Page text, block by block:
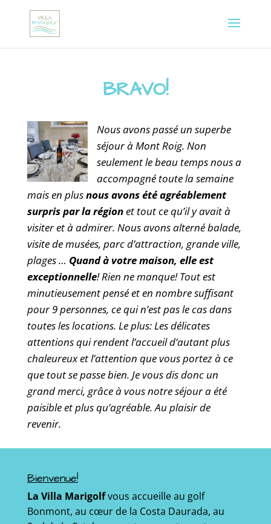
BRAVO!
Nous avons passé un superbe
séjour à Mont Roig. Non
seulement le beau temps nous a
accompagné toute la semaine
mais en plusnous avons été agréablement
surpris par la régionet tout ce qu’il y avait à
visiter et à admirer. Nous avons alterné balade,
visite de musées, parc d’attraction, grande ville,
plages … Quand à votre maison, elle est
exceptionnelle! Rien ne manque! Tout est
minutieusement pensé et en nombre suffisant
pour 9 personnes, ce qui n’est pas le cas dans
toutes les locations. Le plus: Les délicates
attentions qui rendent l’accueil d’autant plus
chaleureux et l’attention que vous portez à ce
que tout se passe bien. Je vous dis donc un
grand merci, grâce à vous notre séjour a été
paisible et plus qu’agréable. Au plaisir de
revenir.
Bienvenue!
La Villa Marigolfvous accueille au golf
Bonmont, au cœur de la Costa Daurada, au